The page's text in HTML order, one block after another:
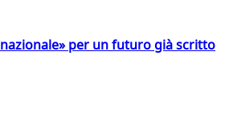
per un futuro già scritto